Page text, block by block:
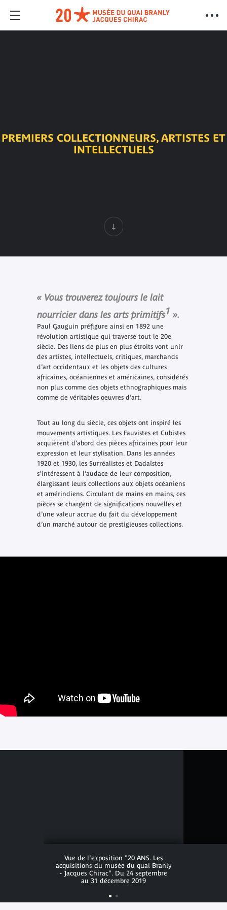
PREMIERS COLLECTIONNEURS, ARTISTES ET
INTELLECTUELS
« Vous trouverez toujours le lait
nourricier dans les arts primitifs1 ».
Paul Gauguin préfigure ainsi en 1892 une
révolution artistique qui traverse tout le 20e
siècle. Des liens de plus en plus étroits vont unir
des artistes, intellectuels, critiques, marchands
d’art occidentaux et les objets des cultures
africaines, océaniennes et américaines, considérés
non plus comme des objets ethnographiques mais
comme de véritables oeuvres d’art.
Tout au long du siècle, ces objets ont inspiré les
mouvements artistiques. Les Fauvistes et Cubistes
acquièrent d’abord des pièces africaines pour leur
expression et leur stylisation. Dans les années
1920 et 1930, les Surréalistes et Dadaïstes
s’intéressent à l’audace de leur composition,
élargissant leurs collections aux objets océaniens
et amérindiens. Circulant de mains en mains, ces
pièces se chargent de significations nouvelles et
d’une valeur accrue du fait du développement
d’un marché autour de prestigieuses collections.
Vue de l'exposition "20 ANS. Les
acquisitions du musée du quai Branly
- Jacques Chirac". Du 24 septembre
au 31 décembre 2019
acquisitions du musée du quai